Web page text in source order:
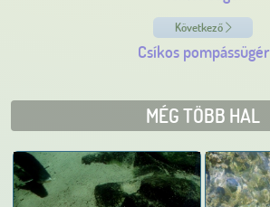
Következő
Csíkos pompássügér
MÉG TÖBB HAL